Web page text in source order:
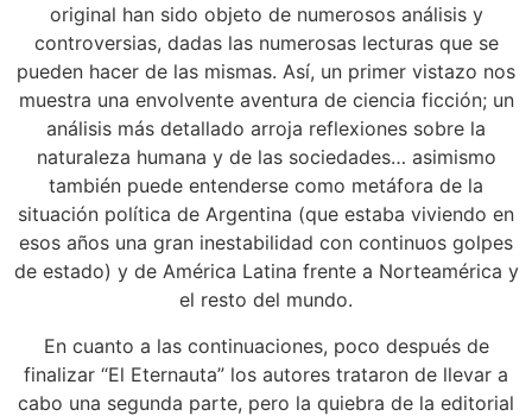
original han sido objeto de numerosos análisis y
controversias, dadas las numerosas lecturas que se
pueden hacer de las mismas. Así, un primer vistazo nos
muestra una envolvente aventura de ciencia ficción; un
análisis más detallado arroja reflexiones sobre la
naturaleza humana y de las sociedades… asimismo
también puede entenderse como metáfora de la
situación política de Argentina (que estaba viviendo en
esos años una gran inestabilidad con continuos golpes
de estado) y de América Latina frente a Norteamérica y
el resto del mundo.
En cuanto a las continuaciones, poco después de
finalizar “El Eternauta” los autores trataron de llevar a
cabo una segunda parte, pero la quiebra de la editorial